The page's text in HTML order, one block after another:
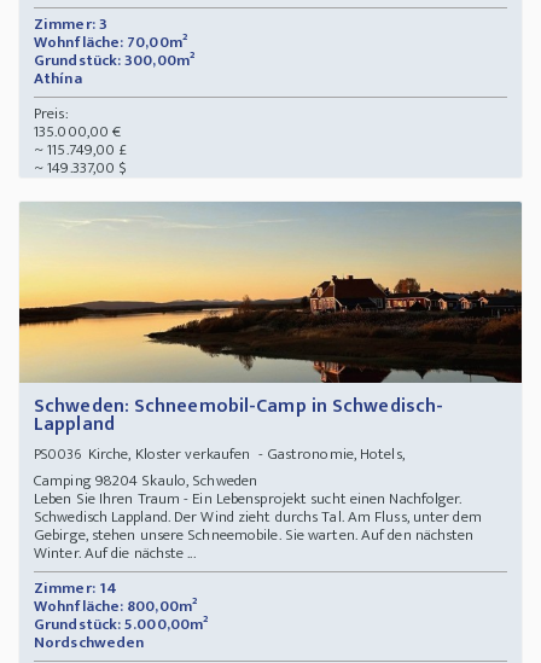
Zimmer: 3
Wohnfläche: 70,00m²
Grundstück: 300,00m²
Athína
Preis:
135.000,00 €
~ 115.749,00 £
~ 149.337,00 $
Schweden: Schneemobil-Camp in Schwedisch-
Lappland
PS0036Kirche, Kloster verkaufen - Gastronomie, Hotels,
Camping 98204 Skaulo, Schweden
Leben Sie Ihren Traum - Ein Lebensprojekt sucht einen Nachfolger.
Schwedisch Lappland. Der Wind zieht durchs Tal. Am Fluss, unter dem
Gebirge, stehen unsere Schneemobile. Sie warten. Auf den nächsten
Winter. Auf die nächste ...
Zimmer: 14
Wohnfläche: 800,00m²
Grundstück: 5.000,00m²
Nordschweden